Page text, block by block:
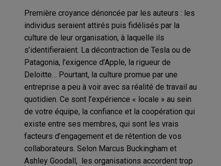
Première croyance dénoncée par les auteurs : les
individus seraient attirés puis fidélisés par la
culture de leur organisation, à laquelle ils
s’identifieraient. La décontraction de Tesla ou de
Patagonia, l’exigence d’Apple, la rigueur de
Deloitte… Pourtant, la culture promue par une
entreprise a peu à voir avec sa réalité de travail au
quotidien. Ce sont l’expérience « locale » au sein
de votre équipe, la confiance et la coopération qui
existe entre ses membres, qui sont les vrais
facteurs d’engagement et de rétention de vos
collaborateurs. Selon Marcus Buckingham et
Ashley Goodall, les organisations accordent trop